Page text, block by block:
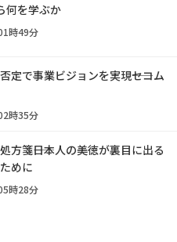
何を学ぶか
時49分
定で事業ビジョンを実現――セコム
時35分
方箋――日本人の美徳が裏目に出る
めに
時28分